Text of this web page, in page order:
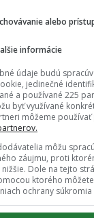
alebo
informácie
údaje budú
jedinečné
a používané 225
byť využívané
môžeme
môžu
záujmu, proti
Dole na tejto
ktorého
ochrany